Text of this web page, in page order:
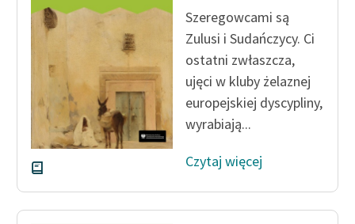
lektur szkolnych oraz
Starego Testamentu
Odkurzamy bohaterów
Szkoła Poezji Wolnych
Lektur
O nas
Kontakt
O projekcie
Szeregowcami są
Zulusi i Sudańczycy. Ci
ostatni zwłaszcza,
ujęci w kluby żelaznej
europejskiej dyscypliny,
wyrabiają...
Czytaj więcej